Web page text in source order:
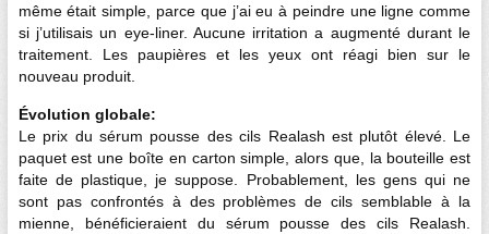
même était simple, parce que j’ai eu à peindre une ligne comme
si j’utilisais un eye-liner. Aucune irritation a augmenté durant le
traitement. Les paupières et les yeux ont réagi bien sur le
nouveau produit.
Évolution globale:
Le prix du sérum pousse des cils Realash est plutôt élevé. Le
paquet est une boîte en carton simple, alors que, la bouteille est
faite de plastique, je suppose. Probablement, les gens qui ne
sont pas confrontés à des problèmes de cils semblable à la
mienne, bénéficieraient du sérum pousse des cils Realash.